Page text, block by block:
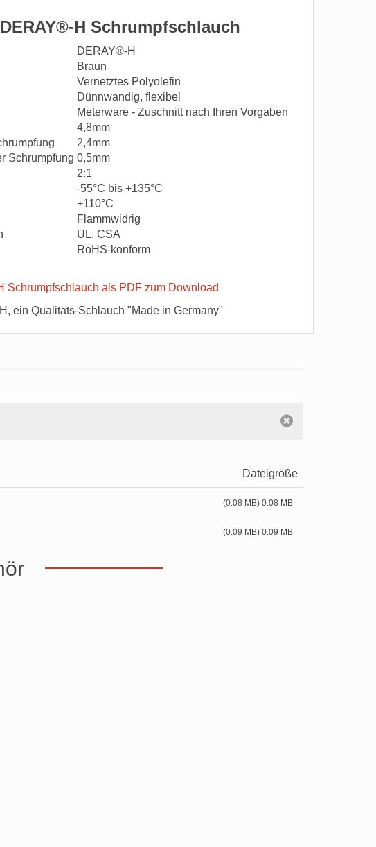
H Schrumpfschlauch
DERAY®-H
Braun
Vernetztes Polyolefin
Dünnwandig, flexibel
Meterware - Zuschnitt nach Ihren Vorgaben
4,8mm
2,4mm
Schrumpfung 0,5mm
2:1
-55°C bis +135°C
+110°C
Flammwidrig
UL, CSA
RoHS-konform
Schrumpfschlauch als PDF zum Download
ein Qualitäts-Schlauch "Made in Germany"
Dateigröße
(0.08 MB) 0.08 MB
(0.09 MB) 0.09 MB